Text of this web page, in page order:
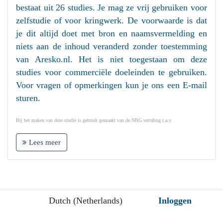
bestaat uit 26 studies. Je mag ze vrij gebruiken voor
zelfstudie of voor kringwerk. De voorwaarde is dat
je dit altijd doet met bron en naamsvermelding en
niets aan de inhoud veranderd zonder toestemming
van Aresko.nl. Het is niet toegestaan om deze
studies voor commerciële doeleinden te gebruiken.
Voor vragen of opmerkingen kun je ons een E-mail
sturen.
Bij het maken van deze studie is gebruik gemaakt van de NBG vertaling t.a.v.
Lees meer
Dutch (Netherlands) Inloggen